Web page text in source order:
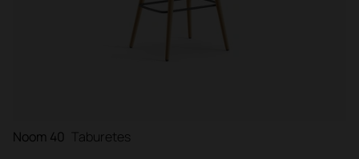
Noom 40 Taburetes